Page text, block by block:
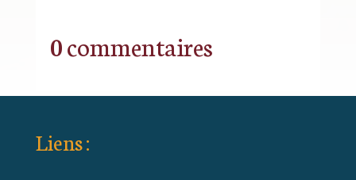
0 commentaires
Liens :